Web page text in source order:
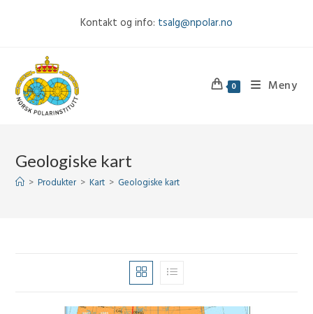
Kontakt og info: tsalg@npolar.no
0 Meny
Geologiske kart
> Produkter > Kart > Geologiske kart